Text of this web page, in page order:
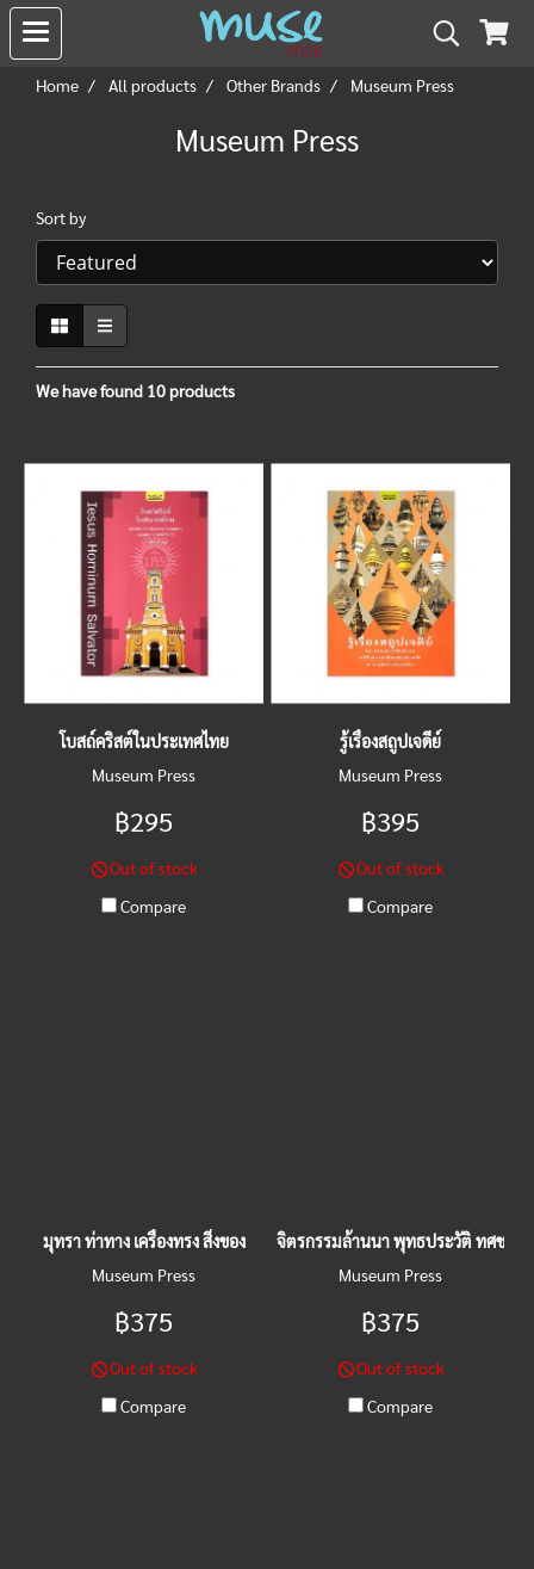
Home All products Other Brands Museum Press
Museum Press
Sort by
We have found 10 products
โบสถ์คริสต์ในประเทศไทย
Museum Press
฿295
Out of stock
Compare
รู้เรื่องสถูปเจดีย์
Museum Press
฿395
Out of stock
Compare
มุทรา ท่าทาง เครื่องทรง สิ่งของ
Museum Press
฿375
Out of stock
Compare
จิตรกรรมล้านนา พุทธประวัติ ทศชาติ
Museum Press
฿375
Out of stock
Compare